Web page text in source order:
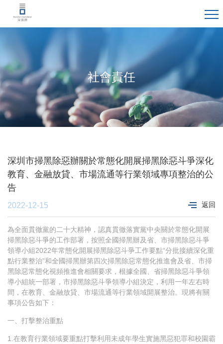
社會責任
深圳市掃黑除惡辦關於常態化開展掃黑除惡斗爭深化
教育、金融放貸、市場流通等行業領域專項整治的公
告
2022-12-15 返回
為全面貫徹黨的二十大精神，認真貫徹落實黨中央關於常態化開展
掃黑除惡斗爭的工作部署，按照全國掃黑辦及省、市掃黑除惡斗爭
領導小組2022年常態化開展掃黑除惡斗爭工作要點“分批接續深化重
點行業整治”和全國掃黑辦第四次掃黑除惡常態化推進會及省、市掃
黑除惡常態化視頻推進會相關要求，根據全國、省掃黑除惡斗爭領
導小組統一部署，市掃黑除惡斗爭領導小組決定，利用一年左右時
間，在教育、金融放貸、市場流通等行業領域開展整治。現將有關
事項公告如下：
一、打擊整治重點
1.在教育行業領域要重點打擊利用未成年學生實施黑惡犯罪和校園霸